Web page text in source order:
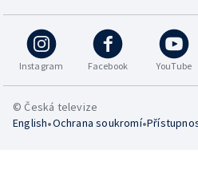
Instagram Facebook YouTube
© Česká televize
English•Ochrana soukromí•